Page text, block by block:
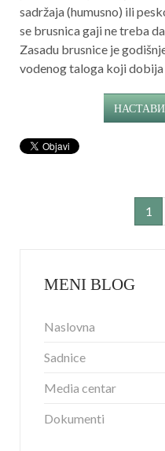
sadržaja (humusno) ili
se brusnica gaji ne treba
Zasadu brusnice je
vodenog taloga koji dobija
1
MENI BLOG
Naslovna
Sadnice
Media centar
Dokumenti